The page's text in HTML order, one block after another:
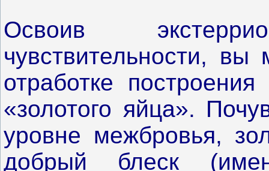
Освоив
чувствительности,
отработке
«золотого яйца».
уровне межбровья,
добрый блеск